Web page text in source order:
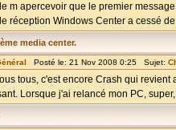
m apercevoir que le premier
réception Windows Center a cessé
media center.
Posté le: 21 Nov 2008 0:25 Sujet:
tous, c'est encore Crash qui
Lorsque j'ai relancé mon PC,